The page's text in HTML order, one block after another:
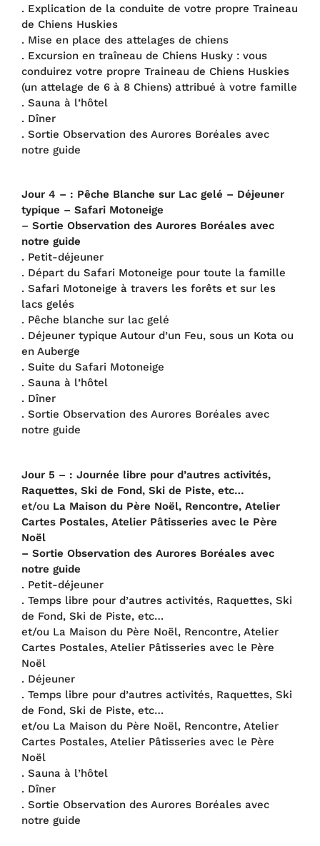
. Explication de la conduite de votre propre Traineau
de Chiens Huskies
. Mise en place des attelages de chiens
. Excursion en traîneau de Chiens Husky : vous
conduirez votre propre Traineau de Chiens Huskies
(un attelage de 6 à 8 Chiens) attribué à votre famille
. Sauna à l’hôtel
. Dîner
. Sortie Observation des Aurores Boréales avec
notre guide
Jour 4 – : Pêche Blanche sur Lac gelé – Déjeuner
typique – Safari Motoneige
– Sortie Observation des Aurores Boréales avec
notre guide
. Petit-déjeuner
. Départ du Safari Motoneige pour toute la famille
. Safari Motoneige à travers les forêts et sur les
lacs gelés
. Pêche blanche sur lac gelé
. Déjeuner typique Autour d’un Feu, sous un Kota ou
en Auberge
. Suite du Safari Motoneige
. Sauna à l’hôtel
. Dîner
. Sortie Observation des Aurores Boréales avec
notre guide
Jour 5 – : Journée libre pour d’autres activités,
Raquettes, Ski de Fond, Ski de Piste, etc…
et/ou La Maison du Père Noël, Rencontre, Atelier
Cartes Postales, Atelier Pâtisseries avec le Père
Noël
– Sortie Observation des Aurores Boréales avec
notre guide
. Petit-déjeuner
. Temps libre pour d’autres activités, Raquettes, Ski
de Fond, Ski de Piste, etc…
et/ou La Maison du Père Noël, Rencontre, Atelier
Cartes Postales, Atelier Pâtisseries avec le Père
Noël
. Déjeuner
. Temps libre pour d’autres activités, Raquettes, Ski
de Fond, Ski de Piste, etc…
et/ou La Maison du Père Noël, Rencontre, Atelier
Cartes Postales, Atelier Pâtisseries avec le Père
Noël
. Sauna à l’hôtel
. Dîner
. Sortie Observation des Aurores Boréales avec
notre guide